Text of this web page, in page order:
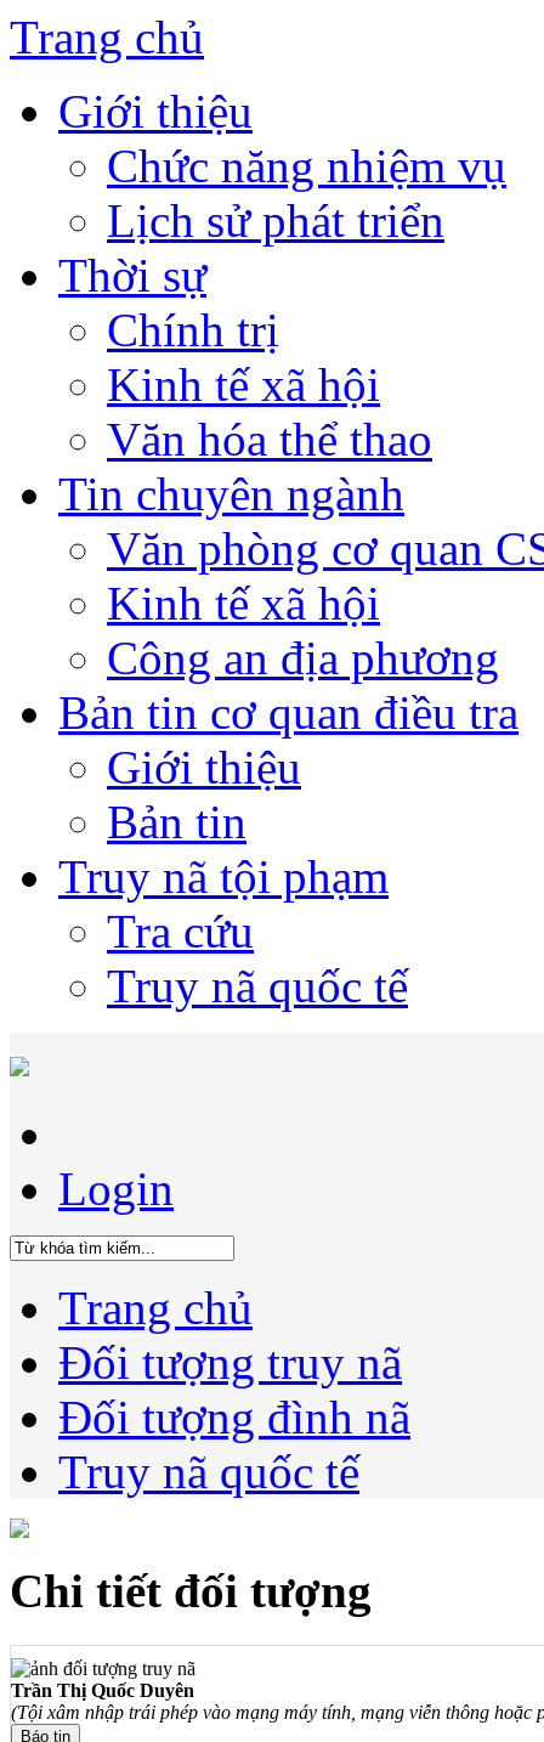
Trang chủ
Giới thiệu
Chức năng nhiệm vụ
Lịch sử phát triển
Thời sự
Chính trị
Kinh tế xã hội
Văn hóa thể thao
Tin chuyên ngành
Văn phòng cơ quan
Kinh tế xã hội
Công an địa phương
Bản tin cơ quan điều tra
Giới thiệu
Bản tin
Truy nã tội phạm
Tra cứu
Truy nã quốc tế
Login
Trang chủ
Đối tượng truy nã
Đối tượng đình nã
Truy nã quốc tế
Chi tiết đối tượng
Trần Thị Quốc Duyên
(Tội xâm nhập trái phép vào mạng máy tính, mạng viễn thông